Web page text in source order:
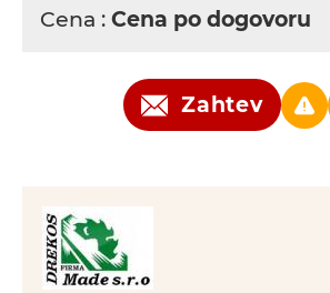
Cena : Cena po dogovoru
Zahtev